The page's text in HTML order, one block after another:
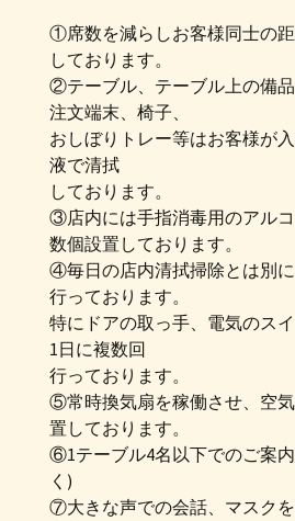
①席数を減らしお客様同士の
しております。
②テーブル、テーブル上の備品
注文端末、椅子、
おしぼりトレー等はお客様が
液で清拭
しております。
③店内には手指消毒用のアル
数個設置しております。
④毎日の店内清拭掃除とは別
行っております。
特にドアの取っ手、電気のス
1日に複数回
行っております。
⑤常時換気扇を稼働させ、空
置しております。
⑥1テーブル4名以下でのご案
く)
⑦大きな声での会話、マスク